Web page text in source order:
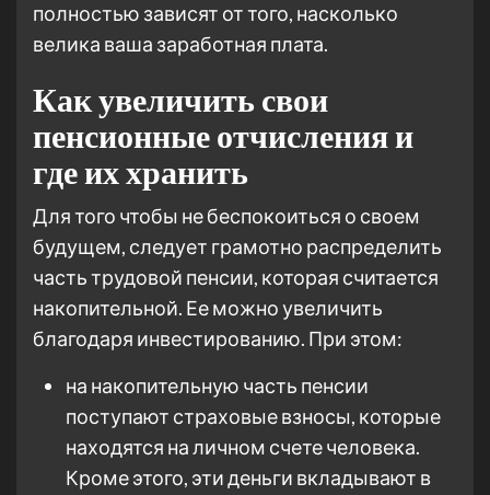
полностью зависят от того, насколько
велика ваша заработная плата.
Как увеличить свои
пенсионные отчисления и
где их хранить
Для того чтобы не беспокоиться о своем
будущем, следует грамотно распределить
часть трудовой пенсии, которая считается
накопительной. Ее можно увеличить
благодаря инвестированию. При этом:
на накопительную часть пенсии
поступают страховые взносы, которые
находятся на личном счете человека.
Кроме этого, эти деньги вкладывают в